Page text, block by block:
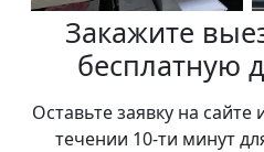
Закажите
бесплатную
Оставьте заявку на
течении 10-ти минут